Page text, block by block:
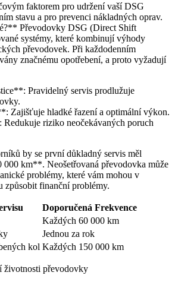
faktorem pro udržení vaší DSG
stavu a pro prevenci nákladných oprav.
Převodovky DSG (Direct Shift
systémy, které kombinují výhody
převodovek. Při každodenním
značnému opotřebení, a proto vyžadují
Pravidelný servis prodlužuje
Zajišťuje hladké řazení a optimální výkon.
riziko neočekávaných poruch
by se první důkladný servis měl
km**. Neošetřovaná převodovka může
problémy, které vám mohou v
způsobit finanční problémy.
Doporučená Frekvence
Každých 60 000 km
Jednou za rok
kol Každých 150 000 km